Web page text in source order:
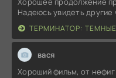
Надеюсь увидеть другие
ТЕРМИНАТОР:
вася
Хороший фильм, от